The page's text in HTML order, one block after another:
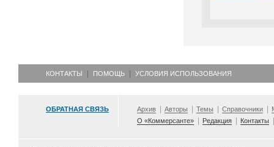
КОНТАКТЫ ПОМОЩЬ УСЛОВИЯ ИСПОЛЬЗОВАНИЯ
ОБРАТНАЯ СВЯЗЬ Архив Авторы Темы Справочники
О «Коммерсанте»
Редакция Контакты